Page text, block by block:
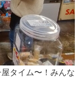
タイム〜！みんな